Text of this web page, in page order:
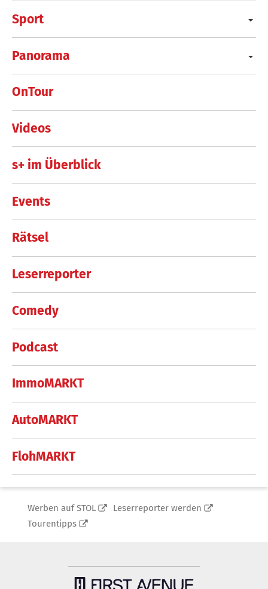
Sport
Panorama
OnTour
Videos
s+ im Überblick
Events
Rätsel
Leserreporter
Comedy
Podcast
ImmoMARKT
AutoMARKT
FlohMARKT
Werben auf STOL
Leserreporter werden
Tourentipps